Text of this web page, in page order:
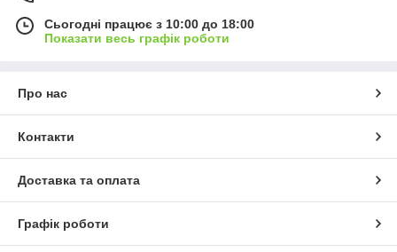
Сьогодні працює з 10:00 до 18:00
Показати весь графік роботи
Про нас
Контакти
Доставка та оплата
Графік роботи